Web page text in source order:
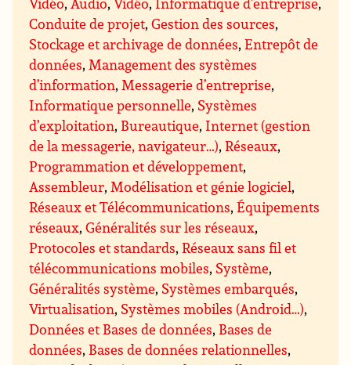
Conduite de projet,Gestion des sources,
Stockage et archivage de données,Entrepôt de
données, Management des systèmes
d’information, Messagerie d’entreprise,
Informatique personnelle, Systèmes
d’exploitation, Bureautique, Internet (gestion
de la messagerie, navigateur…),Réseaux,
Programmation et développement,
Assembleur, Modélisation et génie logiciel,
Réseaux et Télécommunications,Équipements
réseaux,Généralités sur les réseaux,
Protocoles et standards,Réseaux sans fil et
télécommunications mobiles, Système,
Généralités système, Systèmes embarqués,
Virtualisation, Systèmes mobiles (Android…),
Données et Bases de données, Bases de
données, Bases de données relationnelles,